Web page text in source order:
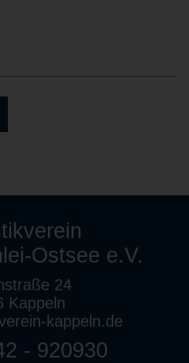
Ostsee e.V.
24
Kappeln
kappeln.de
- 920930